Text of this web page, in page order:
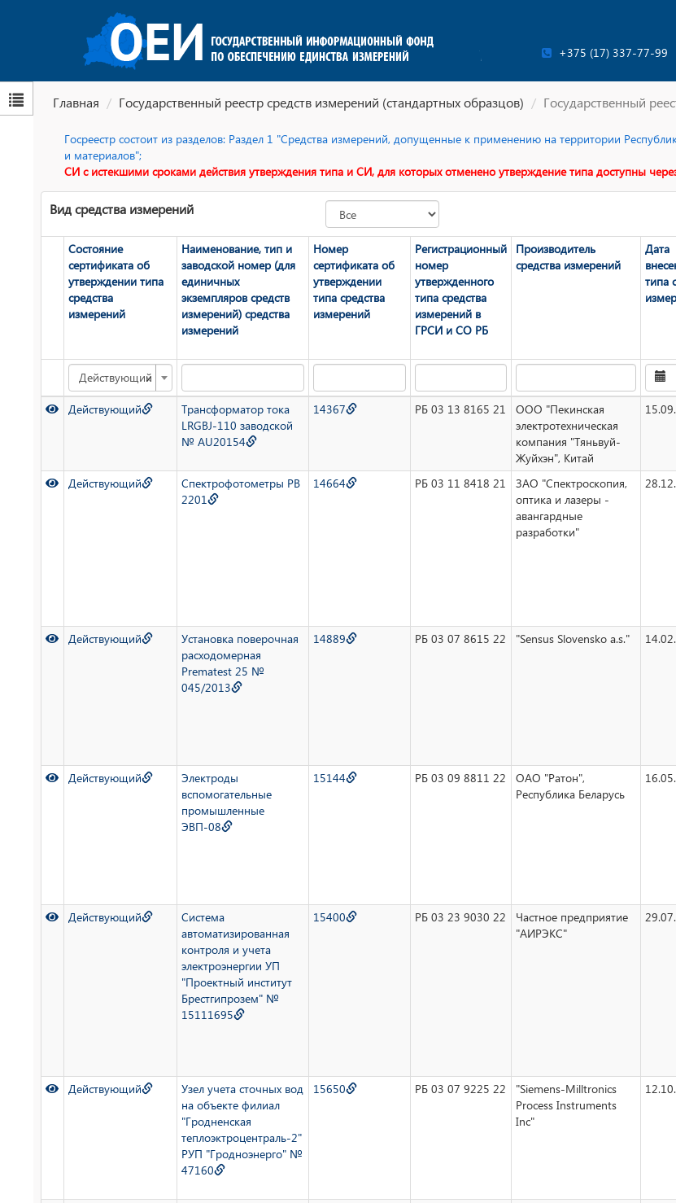
+375 (17) 337-77-99
Главная Государственный реестр средств измерений (стандартных образцов) Государственный
Госреестр состоит из разделов: Раздел 1 "Средства измерений, допущенные к применению на территории
и материалов";
СИ с истекшими сроками действия утверждения типа и СИ, для которых отменено утверждение типа доступны
Вид средства измерений
Состояние
сертификата об
утверждении типа
средства
измерений
Наименование, тип и
заводской номер (для
единичных
экземпляров средств
измерений) средства
измерений
Номер
сертификата об
утверждении
типа средства
измерений
Регистрационный
номер
утвержденного
типа средства
измерений в
ГРСИ и СО РБ
Производитель
средства измерений
Дата
типа
×
Действующий
Действующий
Трансформатор тока
LRGBJ-110 заводской
№ AU20154
14367 РБ 03 13 8165 21
ООО "Пекинская
электротехническая
компания "Тяньвуй-
Жуйхэн", Китай
Действующий
Спектрофотометры РВ
2201
14664 РБ 03 11 8418 21
ЗАО "Спектроскопия,
оптика и лазеры -
авангардные
разработки"
Действующий
Установка поверочная
расходомерная
Prematest 25 №
045/2013
14889 РБ 03 07 8615 22 "Sensus Slovensko a.s."
Действующий
Электроды
вспомогательные
промышленные
ЭВП-08
15144 РБ 03 09 8811 22
ОАО "Ратон",
Республика Беларусь
Действующий
Система
автоматизированная
контроля и учета
электроэнергии УП
"Проектный институт
Брестгипрозем" №
15111695
15400 РБ 03 23 9030 22
Частное предприятие
"АИРЭКС"
Действующий
Узел учета сточных вод
на объекте филиал
"Гродненская
теплоэктроцентраль-2"
РУП "Гродноэнерго" №
47160
15650 РБ 03 07 9225 22
"Siemens-Milltronics
Process Instruments
Inc"